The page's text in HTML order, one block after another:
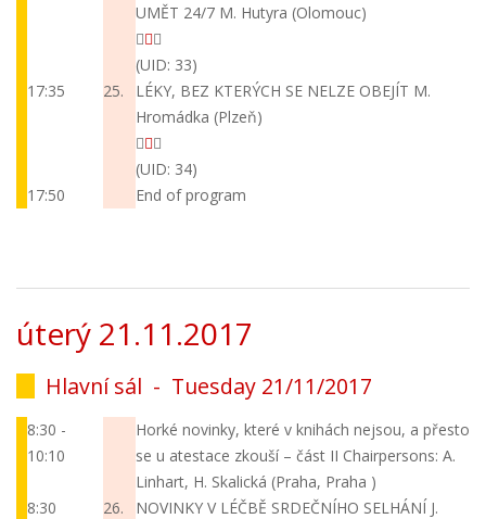
UMĚT 24/7 M. Hutyra (Olomouc)
(UID: 33)
17:35
25. LÉKY, BEZ KTERÝCH SE NELZE OBEJÍT M.
Hromádka (Plzeň)
(UID: 34)
17:50
End of program
úterý 21.11.2017
Hlavní sál - Tuesday 21/11/2017
8:30 -
10:10
Horké novinky, které v knihách nejsou, a přesto
se u atestace zkouší – část II Chairpersons: A.
Linhart, H. Skalická (Praha, Praha )
8:30
26. NOVINKY V LÉČBĚ SRDEČNÍHO SELHÁNÍ J.